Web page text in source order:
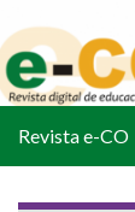
Revista e-CO